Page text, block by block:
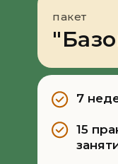
пакет
7
15